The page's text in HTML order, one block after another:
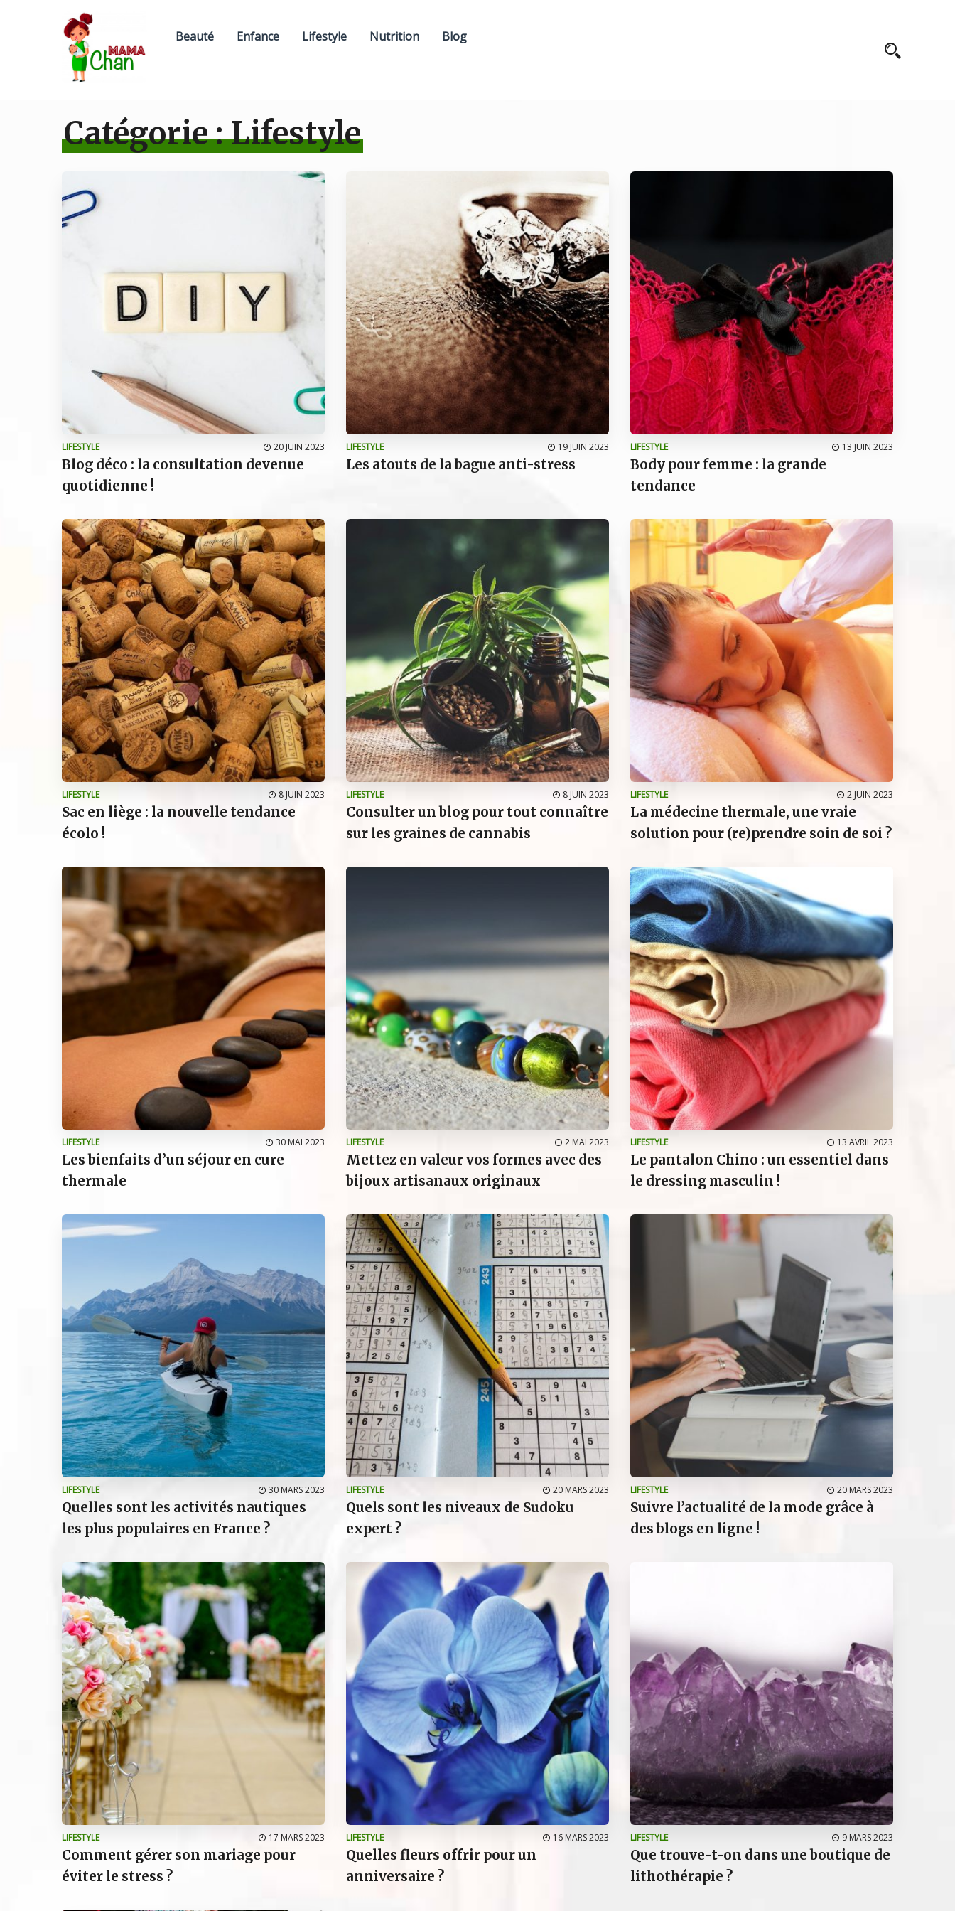
Beauté Enfance Lifestyle Nutrition Blog
Catégorie :Lifestyle
LIFESTYLE 20 JUIN 2023
Blog déco : la consultation devenue
quotidienne !
LIFESTYLE 19 JUIN 2023
Les atouts de la bague anti-stress
LIFESTYLE 13 JUIN 2023
Body pour femme : la grande
tendance
LIFESTYLE 8 JUIN 2023
Sac en liège : la nouvelle tendance
écolo !
LIFESTYLE 8 JUIN 2023
Consulter un blog pour tout connaître
sur les graines de cannabis
LIFESTYLE 2 JUIN 2023
La médecine thermale, une vraie
solution pour (re)prendre soin de soi ?
LIFESTYLE 30 MAI 2023
Les bienfaits d’un séjour en cure
thermale
LIFESTYLE 2 MAI 2023
Mettez en valeur vos formes avec des
bijoux artisanaux originaux
LIFESTYLE 13 AVRIL 2023
Le pantalon Chino : un essentiel dans
le dressing masculin !
LIFESTYLE 30 MARS 2023
Quelles sont les activités nautiques
les plus populaires en France ?
LIFESTYLE 20 MARS 2023
Quels sont les niveaux de Sudoku
expert ?
LIFESTYLE 20 MARS 2023
Suivre l’actualité de la mode grâce à
des blogs en ligne !
LIFESTYLE 17 MARS 2023
Comment gérer son mariage pour
éviter le stress ?
LIFESTYLE 16 MARS 2023
Quelles fleurs offrir pour un
anniversaire ?
LIFESTYLE 9 MARS 2023
Que trouve-t-on dans une boutique de
lithothérapie ?